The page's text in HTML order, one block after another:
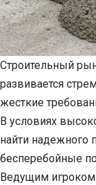
Строительный
развивается
жесткие
В условиях
найти надежного
бесперебойные
Ведущим игроком